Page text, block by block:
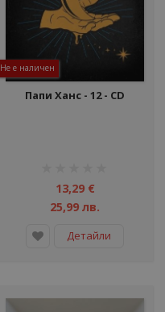
Не е наличен
Папи Ханс - 12 - CD
13,29 €
25,99 лв.
Детайли